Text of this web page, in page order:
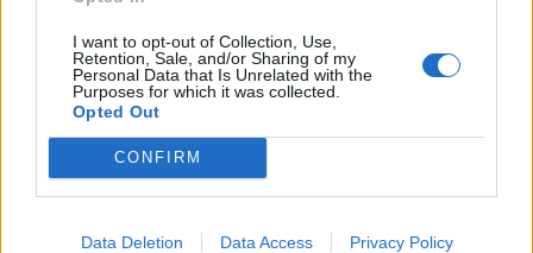
I want to opt-out of Collection, Use,
Retention, Sale, and/or Sharing of my
Personal Data that Is Unrelated with the
Purposes for which it was collected.
Opted Out
CONFIRM
Data Deletion Data Access Privacy Policy